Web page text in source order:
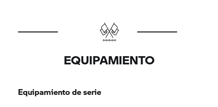
EQUIPAMIENTO
Equipamiento de serie